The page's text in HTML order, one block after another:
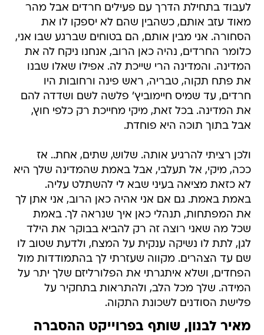
לעבוד בתחילת הדרך עם פעילים חרדים אבל מהר
מאוד עזב אותם, כשהבין שהם לא יספקו לו את
הסחורה. אני מבין אותם, הם בטוחים שברגע שבו אני,
כלומר החרדים, נהיה כאן הרוב, אנחנו ניקח לה את
המדינה. והמדינה הרי שייכת לה. אפילו שאלו שבנו
את פתח תקוה, טבריה, ראש פינה ורחובות היו
חרדים, עד שמיס חיימוביץ' פלשה לשם ושדדה להם
את המדינה. בכל זאת, מיקי מחייכת רק כלפי חוץ,
אבל בתוך תוכה היא פוחדת.
ולכן רציתי להרגיע אותה. שלוש, שתים, אחת.. אז
ככה, מיקי, אל תעלבי, אבל באמת שהמדינה שלך היא
לא כזאת מציאה בעיני שבא לי להשתלט עליה.
באמת באמת. גם אם אני אהיה כאן הרוב, אני אתן לך
את המפתחות, תנהלי כאן איך שנראה לך. באמת
שכל מה שאני רוצה זה רק להביא בבוקר את הילד
לגן, לתת לו נשיקה ענקית על המצח, ולדעת שטוב לו
שם עד הצהרים. מקווה שעזרתי לך בהתמודדות מול
הפחדים, ושלא איתגרתי את הפלורליזם שלך יתר על
המידה. שלך מכל הלב, ולהתראות בתחקיר על
פלישת הסודנים לשכונת התקוה.
מאיר לבנון, שותף בפרוייקט ההסברה